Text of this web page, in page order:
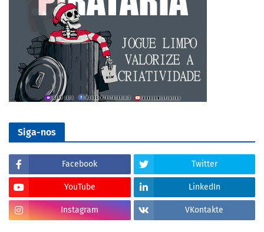
Siga-nos
Facebook Twitter
YouTube LinkedIn
Instagram VKontakte